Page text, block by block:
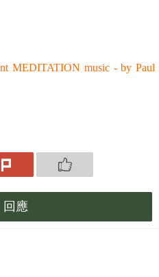
MEDITATION music - by Paul
回應